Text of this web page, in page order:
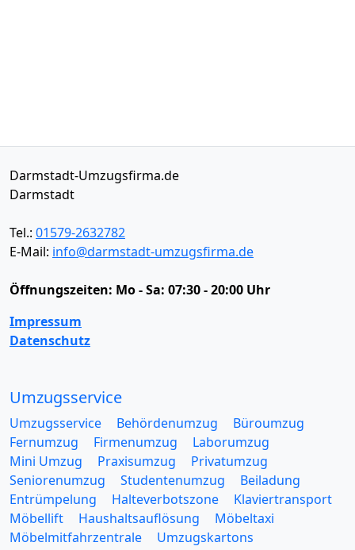
Darmstadt-Umzugsfirma.de
Darmstadt
Tel.: 01579-2632782
E-Mail: info@darmstadt-umzugsfirma.de
Öffnungszeiten: Mo - Sa: 07:30 - 20:00 Uhr
Impressum
Datenschutz
Umzugsservice
Umzugsservice Behördenumzug
Büroumzug
Fernumzug
Firmenumzug
Laborumzug
Mini Umzug
Praxisumzug
Privatumzug
Seniorenumzug
Studentenumzug
Beiladung
Entrümpelung
Halteverbotszone
Klaviertransport
Möbellift
Haushaltsauflösung
Möbeltaxi
Möbelmitfahrzentrale
Umzugskartons